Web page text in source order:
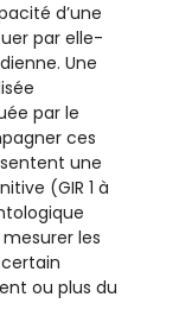
d’une
par elle-
Une
par le
ces
une
(GIR 1 à
les
ou plus du